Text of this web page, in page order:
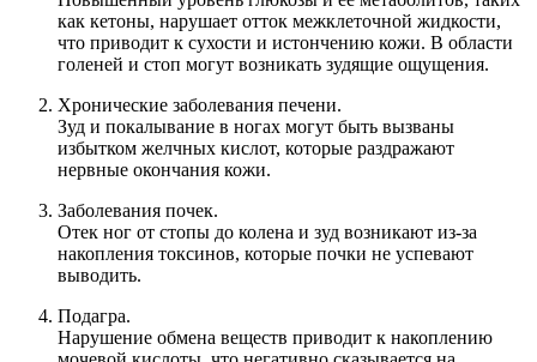
как кетоны, нарушает отток межклеточной жидкости,
что приводит к сухости и истончению кожи. В области
голеней и стоп могут возникать зудящие ощущения.
Хронические заболевания печени.
Зуд и покалывание в ногах могут быть вызваны
избытком желчных кислот, которые раздражают
нервные окончания кожи.
Заболевания почек.
Отек ног от стопы до колена и зуд возникают из-за
накопления токсинов, которые почки не успевают
выводить.
Подагра.
Нарушение обмена веществ приводит к накоплению